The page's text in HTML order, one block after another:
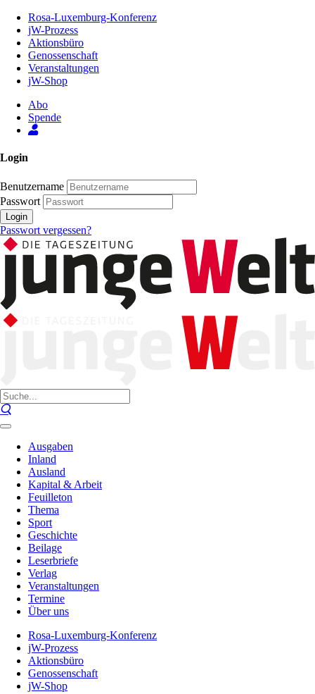
Inhalt
Seite
Rosa-Luxemburg-Konferenz
jW-Prozess
Aktionsbüro
Genossenschaft
Veranstaltungen
jW-Shop
Abo
Spende
Login
Benutzername
Passwort
Login
Passwort vergessen?
Ausgaben
Inland
Ausland
Kapital & Arbeit
Feuilleton
Thema
Sport
Geschichte
Beilage
Leserbriefe
Verlag
Veranstaltungen
Termine
Über uns
Rosa-Luxemburg-Konferenz
jW-Prozess
Aktionsbüro
Genossenschaft
jW-Shop